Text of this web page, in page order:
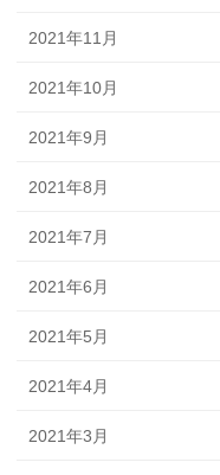
2021年11月
2021年10月
2021年9月
2021年8月
2021年7月
2021年6月
2021年5月
2021年4月
2021年3月